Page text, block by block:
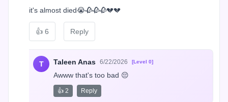
it's almost died😭🥀🥀🥀💔💔
👍 6 Reply
T Taleen Anas 6/22/2026 [Level 0]
Awww that's too bad 😔
👍 2 Reply